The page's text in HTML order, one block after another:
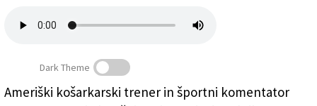
Dark Theme
Ameriški košarkarski trener in športni komentator